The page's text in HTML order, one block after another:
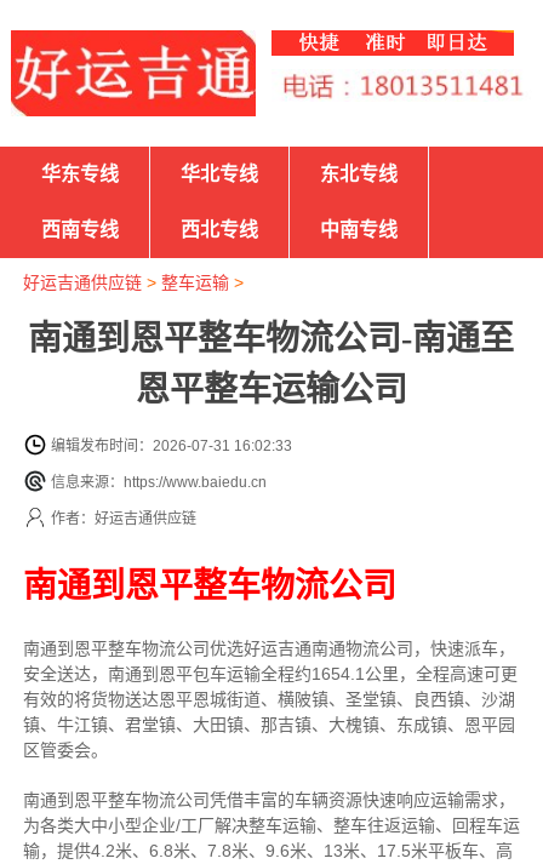
华东专线 华北专线 东北专线
西南专线 西北专线 中南专线
好运吉通供应链> 整车运输>
南通到恩平整车物流公司-南通至
恩平整车运输公司
编辑发布时间：2026-07-31 16:02:33
信息来源：https://www.baiedu.cn
作者：好运吉通供应链
南通到恩平整车物流公司
南通到恩平整车物流公司优选好运吉通南通物流公司，快速派车，
安全送达，南通到恩平包车运输全程约1654.1公里，全程高速可更
有效的将货物送达恩平恩城街道、横陂镇、圣堂镇、良西镇、沙湖
镇、牛江镇、君堂镇、大田镇、那吉镇、大槐镇、东成镇、恩平园
区管委会。
南通到恩平整车物流公司凭借丰富的车辆资源快速响应运输需求，
为各类大中小型企业/工厂解决整车运输、整车往返运输、回程车运
输， 提供4.2米、6.8米、7.8米、9.6米、13米、17.5米平板车、高